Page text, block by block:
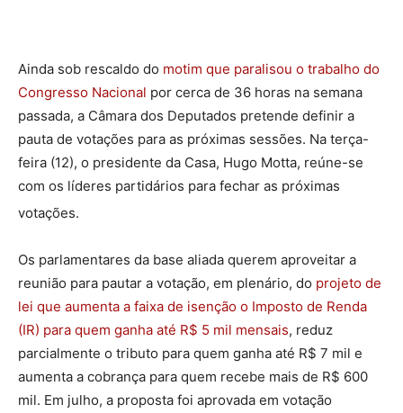
Ainda sob rescaldo do motim que paralisou o trabalho do
Congresso Nacional por cerca de 36 horas na semana
passada, a Câmara dos Deputados pretende definir a
pauta de votações para as próximas sessões. Na terça-
feira (12), o presidente da Casa, Hugo Motta, reúne-se
com os líderes partidários para fechar as próximas
votações.
Os parlamentares da base aliada querem aproveitar a
reunião para pautar a votação, em plenário, do projeto de
lei que aumenta a faixa de isenção o Imposto de Renda
(IR) para quem ganha até R$ 5 mil mensais, reduz
parcialmente o tributo para quem ganha até R$ 7 mil e
aumenta a cobrança para quem recebe mais de R$ 600
mil. Em julho, a proposta foi aprovada em votação